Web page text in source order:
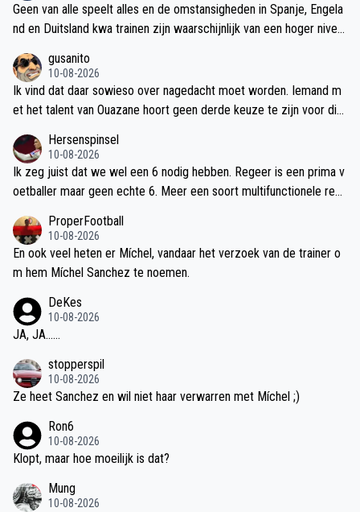
Geen van alle speelt alles en de omstansigheden in Spanje, Engela
nd en Duitsland kwa trainen zijn waarschijnlijk van een hoger nivea
iding van ongeveer 6 weken te doen. En dat is niet alleen trainen m
aar ook wedstrijden spelen. Ajax is nog niet compleet en op nivea
u dus is de start van de ED onderdeel van de voorbereiding. Zolan
an de transfermarkt is niets ideaal.
gusanito
10-08-2026
Ik vind dat daar sowieso over nagedacht moet worden. Iemand m
et het talent van Ouazane hoort geen derde keuze te zijn voor die
ten op linksbuiten moet gaan maken bijvoorbeeld. Niet goed voor
zijn ontwikkeling. Zie veel liever Brandt als eerste optie en Ouazan
e als tweede.
Hersenspinsel
10-08-2026
Ik zeg juist dat we wel een 6 nodig hebben. Regeer is een prima v
oetballer maar geen echte 6. Meer een soort multifunctionele rese
nland.
ProperFootball
10-08-2026
En ook veel heten er Míchel, vandaar het verzoek van de trainer o
m hem Míchel Sanchez te noemen.
DeKes
10-08-2026
JA, JA……
stopperspil
10-08-2026
Ze heet Sanchez en wil niet haar verwarren met Míchel ;)
Ron6
10-08-2026
Klopt, maar hoe moeilijk is dat?
Mung
10-08-2026